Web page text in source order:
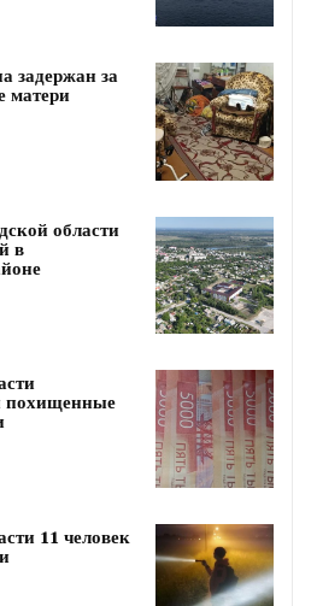
задержан за
матери
области
в
похищенные
11 человек